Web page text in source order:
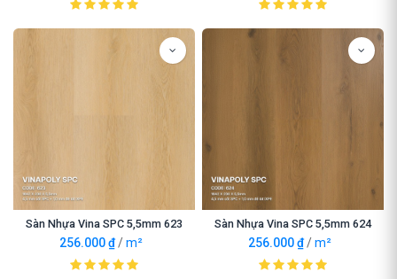
Sàn Nhựa Vina SPC 5,5mm 623
256.000₫ /m²
Sàn Nhựa Vina SPC 5,5mm 624
256.000₫ /m²